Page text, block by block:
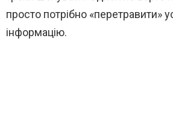
просто потрібно «перетравити»
інформацію.